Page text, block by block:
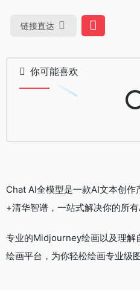
链接直达
你可能喜欢
Chat AI全模型是一款AI文本创
+清华智谱，一站式解决你的所有
专业的Midjourney绘画以及理解
绘画平台，为你轻松绘画专业级图